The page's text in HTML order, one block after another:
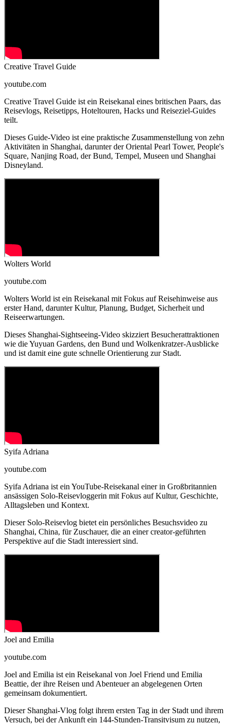
Creative Travel Guide
youtube.com
Creative Travel Guide ist ein Reisekanal eines britischen Paars, das
Reisevlogs, Reisetipps, Hoteltouren, Hacks und Reiseziel-Guides
teilt.
Dieses Guide-Video ist eine praktische Zusammenstellung von zehn
Aktivitäten in Shanghai, darunter der Oriental Pearl Tower, People's
Square, Nanjing Road, der Bund, Tempel, Museen und Shanghai
Disneyland.
Wolters World
youtube.com
Wolters World ist ein Reisekanal mit Fokus auf Reisehinweise aus
erster Hand, darunter Kultur, Planung, Budget, Sicherheit und
Reiseerwartungen.
Dieses Shanghai-Sightseeing-Video skizziert Besucherattraktionen
wie die Yuyuan Gardens, den Bund und Wolkenkratzer-Ausblicke
und ist damit eine gute schnelle Orientierung zur Stadt.
Syifa Adriana
youtube.com
Syifa Adriana ist ein YouTube-Reisekanal einer in Großbritannien
ansässigen Solo-Reisevloggerin mit Fokus auf Kultur, Geschichte,
Alltagsleben und Kontext.
Dieser Solo-Reisevlog bietet ein persönliches Besuchsvideo zu
Shanghai, China, für Zuschauer, die an einer creator-geführten
Perspektive auf die Stadt interessiert sind.
Joel and Emilia
youtube.com
Joel and Emilia ist ein Reisekanal von Joel Friend und Emilia
Beattie, der ihre Reisen und Abenteuer an abgelegenen Orten
gemeinsam dokumentiert.
Dieser Shanghai-Vlog folgt ihrem ersten Tag in der Stadt und ihrem
Versuch, bei der Ankunft ein 144-Stunden-Transitvisum zu nutzen,